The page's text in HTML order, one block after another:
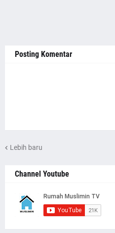
Posting Komentar
Lebih baru
Channel Youtube